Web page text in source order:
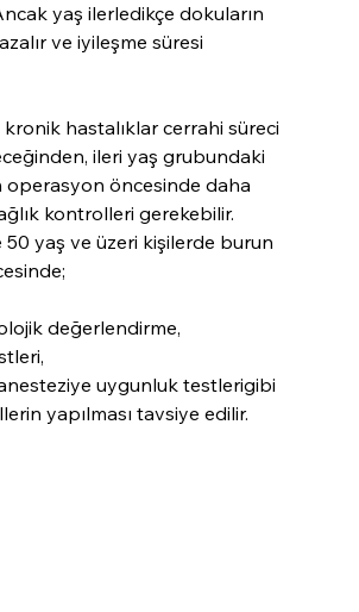
yaş ilerledikçe dokuların
ve iyileşme süresi
kronik hastalıklar cerrahi süreci
ileri yaş grubundaki
operasyon öncesinde daha
kontrolleri gerekebilir.
50 yaş ve üzeri kişilerde burun
değerlendirme,
uygunluk testlerigibi
yapılması tavsiye edilir.